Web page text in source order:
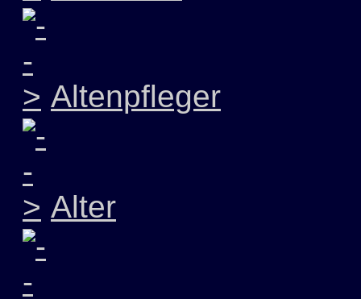
Altenpfleger
Alter